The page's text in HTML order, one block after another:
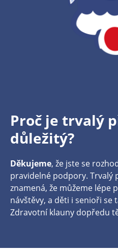
Proč je trvalý
důležitý?
Děkujeme, že jste se
pravidelné podpory. Trvalý
znamená, že můžeme lépe
návštěvy, a děti i senioři se
Zdravotní klauny dopředu